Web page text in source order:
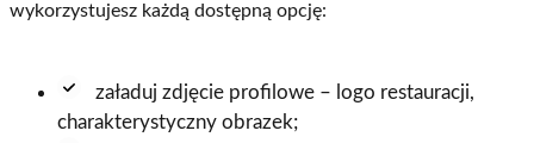
wykorzystujesz każdą dostępną opcję:
załaduj zdjęcie profilowe – logo restauracji,
charakterystyczny obrazek;